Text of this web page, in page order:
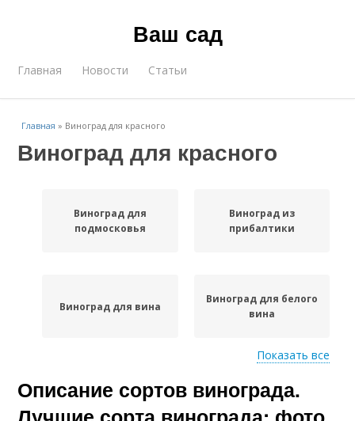
Ваш сад
Главная Новости Статьи
Главная » Виноград для красного
Виноград для красного
Виноград для
подмосковья
Виноград из
прибалтики
Виноград для вина
Виноград для белого
вина
Виноград по
алфавиту
Виноград для
российского климата
Показать все
Описание сортов винограда.